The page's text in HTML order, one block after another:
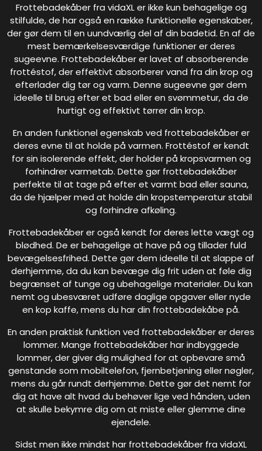
Frottebadekåber fra vidaXL er ikke kun behagelige og
stilfulde, de har også en række funktionelle egenskaber,
der gør dem til en uundværlig del af din badetid. En af de
mest bemærkelsesværdige funktioner er deres
sugeevne. Frottebadekåber er lavet af absorberende
frottéstof, der effektivt absorberer vand fra din krop og
efterlader dig tør og varm. Denne sugeevne gør dem
ideelle til brug efter et bad eller en svømmetur, da de
hurtigt og effektivt tørrer din krop.
En anden funktionel egenskab ved frottebadekåber er
deres evne til at holde på varmen. Frottéstof er kendt
for sin isolerende effekt, der holder på kropsvarmen og
forhindrer varmetab. Dette gør frottebadekåber
perfekte til at tage på efter et varmt bad eller sauna,
da de hjælper med at holde din kropstemperatur stabil
og forhindre afkøling.
Frottebadekåber er også kendt for deres lette vægt og
blødhed. De er behagelige at have på og tillader fuld
bevægelsesfrihed. Dette gør dem ideelle til at slappe af
derhjemme, da du kan bevæge dig frit uden at føle dig
begrænset af tunge og ubehagelige materialer. Du kan
nemt og ubesværet udføre daglige opgaver eller nyde
en kop kaffe, mens du har din frottebadekåbe på.
En anden praktisk funktion ved frottebadekåber er deres
lommer. Mange frottebadekåber har indbyggede
lommer, der giver dig mulighed for at opbevare små
genstande som mobiltelefon, fjernbetjening eller nøgler,
mens du går rundt derhjemme. Dette gør det nemt for
dig at have alt hvad du behøver lige ved hånden, uden
at skulle bekymre dig om at miste eller glemme dine
ejendele.
Sidst men ikke mindst har frottebadekåber fra vidaXL